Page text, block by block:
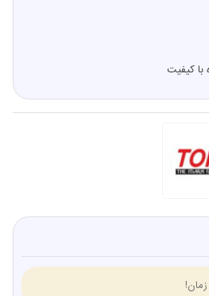
کیفیت